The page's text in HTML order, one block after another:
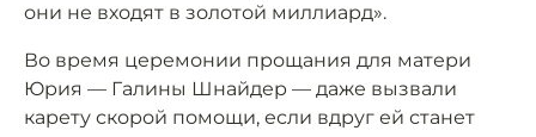
они не входят в золотой миллиард».
Во время церемонии прощания для матери
Юрия — Галины Шнайдер — даже вызвали
карету скорой помощи, если вдруг ей станет